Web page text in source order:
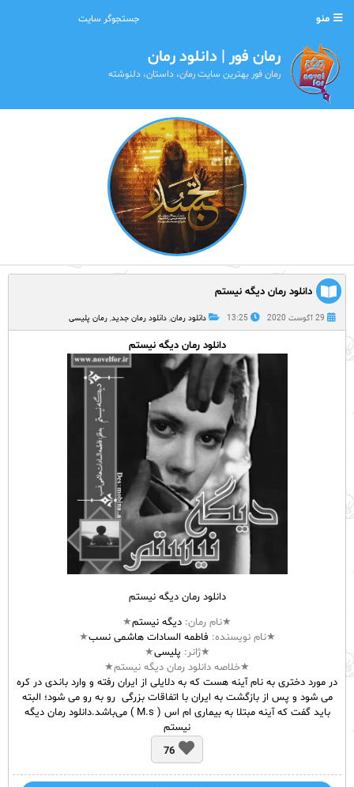
منو
رمان فور | دانلود رمان
رمان فور بهترین سایت رمان، داستان، دلنوشته
دانلود رمان دیگه نیستم
29 آگوست 2020 13:25 دانلود رمان, دانلود رمان جدید, رمان پلیسی
دانلود رمان دیگه نیستم
دانلود رمان دیگه نیستم
★نام رمان: دیگه نیستم★
★نام نویسنده: فاطمه السادات هاشمی نسب★
★ژانر: پلیسی★
★خلاصه دانلود رمان دیگه نیستم★
در مورد دختری به نام آینه هست که به دلایلی از ایران رفته و وارد باندی در کره
می شود و پس از بازگشت به ایران با اتفاقات بزرگی رو به رو می شود؛ البته
باید گفت که آینه مبتلا به بیماری ام اس ( M.s ) می‌باشد.دانلود رمان دیگه
نیستم
76